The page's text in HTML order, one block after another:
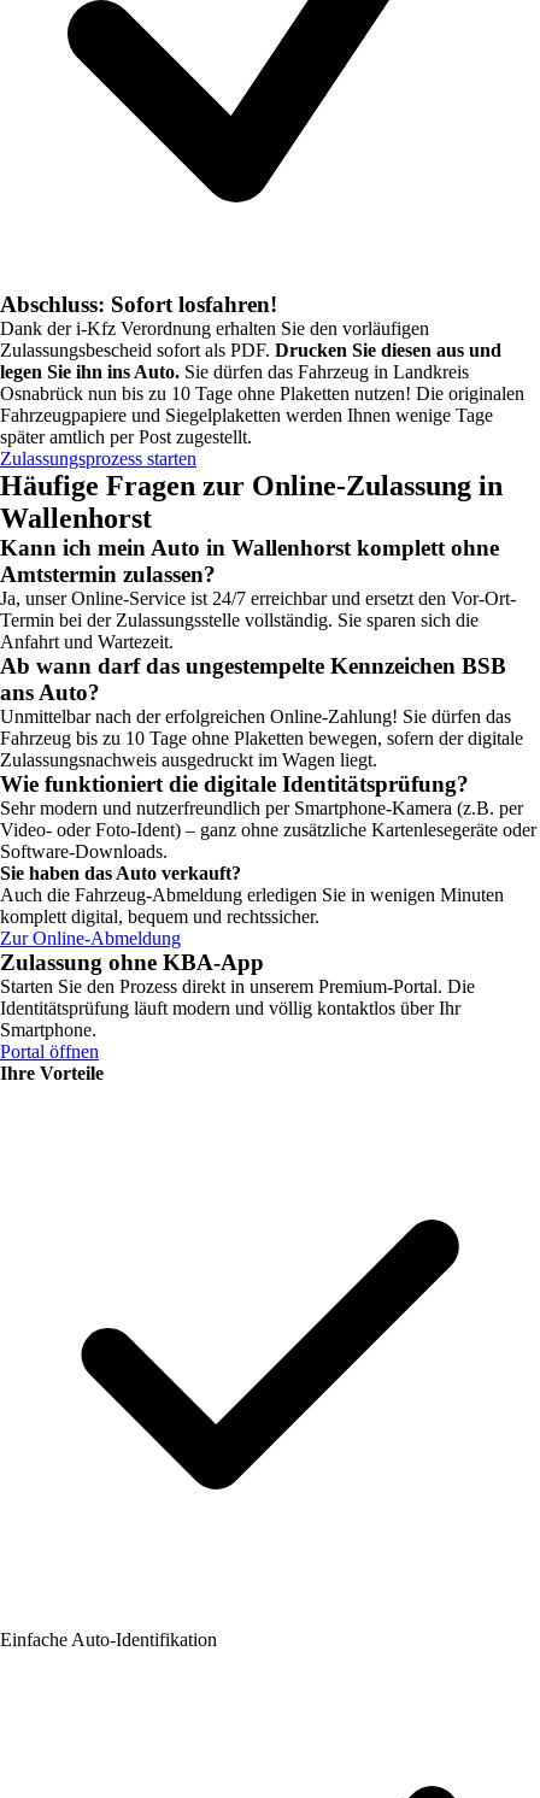
Abschluss: Sofort losfahren!
Dank der i-Kfz Verordnung erhalten Sie den vorläufigen
Zulassungsbescheid sofort als PDF. Drucken Sie diesen aus und
legen Sie ihn ins Auto. Sie dürfen das Fahrzeug in Landkreis
Osnabrück nun bis zu 10 Tage ohne Plaketten nutzen! Die originalen
Fahrzeugpapiere und Siegelplaketten werden Ihnen wenige Tage
später amtlich per Post zugestellt.
Zulassungsprozess starten
Häufige Fragen zur Online-Zulassung in
Wallenhorst
Kann ich mein Auto in Wallenhorst komplett ohne
Amtstermin zulassen?
Ja, unser Online-Service ist 24/7 erreichbar und ersetzt den Vor-Ort-
Termin bei der Zulassungsstelle vollständig. Sie sparen sich die
Anfahrt und Wartezeit.
Ab wann darf das ungestempelte Kennzeichen BSB
ans Auto?
Unmittelbar nach der erfolgreichen Online-Zahlung! Sie dürfen das
Fahrzeug bis zu 10 Tage ohne Plaketten bewegen, sofern der digitale
Zulassungsnachweis ausgedruckt im Wagen liegt.
Wie funktioniert die digitale Identitätsprüfung?
Sehr modern und nutzerfreundlich per Smartphone-Kamera (z.B. per
Video- oder Foto-Ident) – ganz ohne zusätzliche Kartenlesegeräte oder
Software-Downloads.
Sie haben das Auto verkauft?
Auch die Fahrzeug-Abmeldung erledigen Sie in wenigen Minuten
komplett digital, bequem und rechtssicher.
Zur Online-Abmeldung
Zulassung ohne KBA-App
Starten Sie den Prozess direkt in unserem Premium-Portal. Die
Identitätsprüfung läuft modern und völlig kontaktlos über Ihr
Smartphone.
Portal öffnen
Ihre Vorteile
Einfache Auto-Identifikation